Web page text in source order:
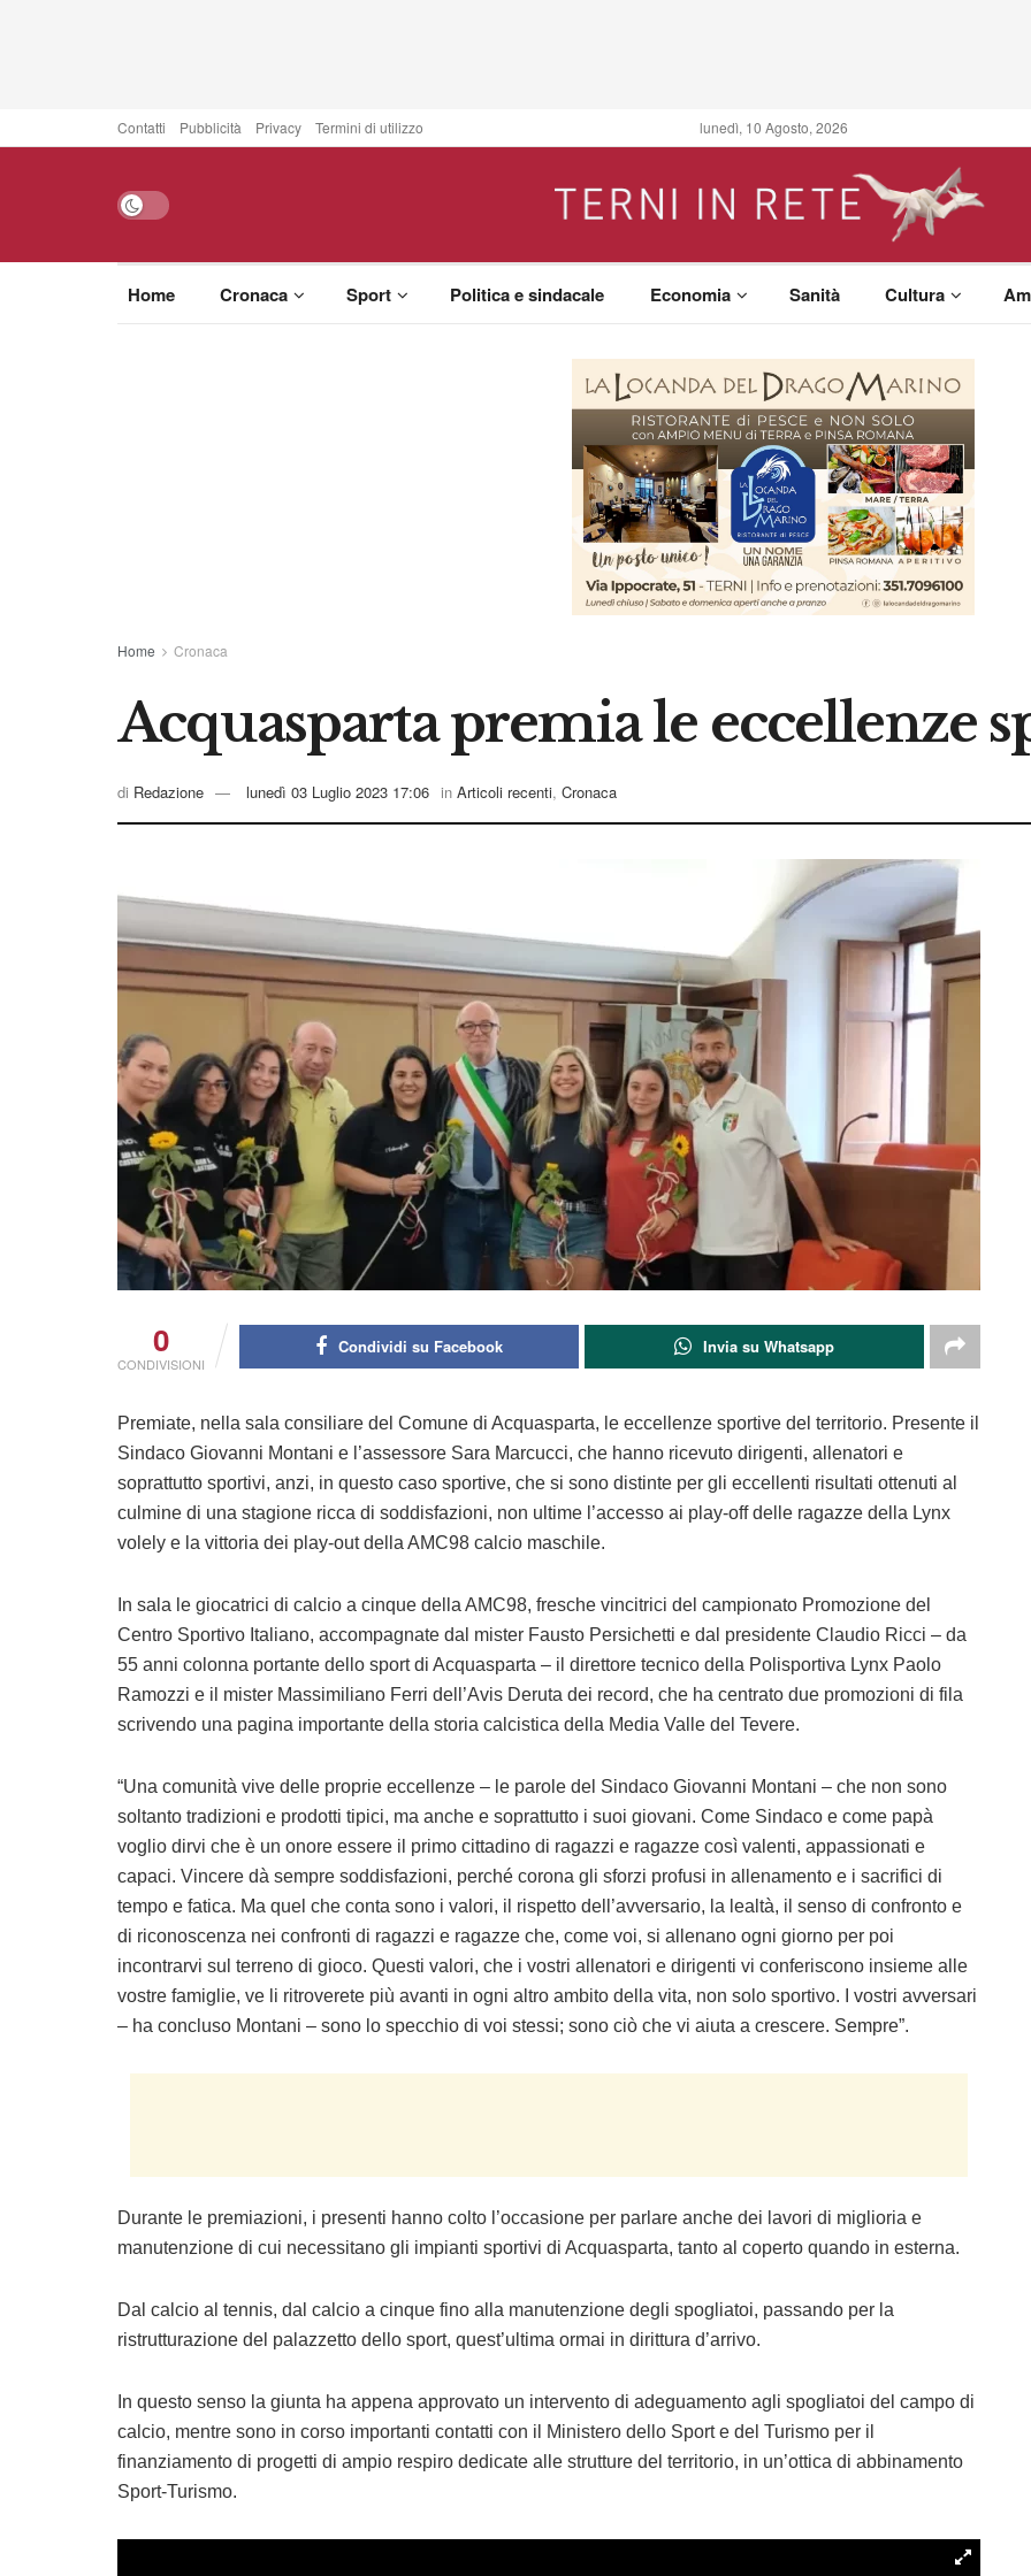
Contatti Pubblicità Privacy Termini di utilizzo lunedì, 10 Agosto, 2026
Home Cronaca Sport Politica e sindacale Economia Sanità Cultura
Home Cronaca
Acquasparta premia le eccellenze
di Redazione lunedì 03 Luglio 2023 17:06 in Articoli recenti, Cronaca
0
CONDIVISIONI
Condividi su Facebook Invia su Whatsapp
Premiate, nella sala consiliare del Comune di Acquasparta, le eccellenze sportive del territorio. Presente il
Sindaco Giovanni Montani e l’assessore Sara Marcucci, che hanno ricevuto dirigenti, allenatori e
soprattutto sportivi, anzi, in questo caso sportive, che si sono distinte per gli eccellenti risultati ottenuti al
culmine di una stagione ricca di soddisfazioni, non ultime l’accesso ai play-off delle ragazze della Lynx
volely e la vittoria dei play-out della AMC98 calcio maschile.
In sala le giocatrici di calcio a cinque della AMC98, fresche vincitrici del campionato Promozione del
Centro Sportivo Italiano, accompagnate dal mister Fausto Persichetti e dal presidente Claudio Ricci – da
55 anni colonna portante dello sport di Acquasparta – il direttore tecnico della Polisportiva Lynx Paolo
Ramozzi e il mister Massimiliano Ferri dell’Avis Deruta dei record, che ha centrato due promozioni di fila
scrivendo una pagina importante della storia calcistica della Media Valle del Tevere.
“Una comunità vive delle proprie eccellenze – le parole del Sindaco Giovanni Montani – che non sono
soltanto tradizioni e prodotti tipici, ma anche e soprattutto i suoi giovani. Come Sindaco e come papà
voglio dirvi che è un onore essere il primo cittadino di ragazzi e ragazze così valenti, appassionati e
capaci. Vincere dà sempre soddisfazioni, perché corona gli sforzi profusi in allenamento e i sacrifici di
tempo e fatica. Ma quel che conta sono i valori, il rispetto dell’avversario, la lealtà, il senso di confronto e
di riconoscenza nei confronti di ragazzi e ragazze che, come voi, si allenano ogni giorno per poi
incontrarvi sul terreno di gioco. Questi valori, che i vostri allenatori e dirigenti vi conferiscono insieme alle
vostre famiglie, ve li ritroverete più avanti in ogni altro ambito della vita, non solo sportivo. I vostri avversari
– ha concluso Montani – sono lo specchio di voi stessi; sono ciò che vi aiuta a crescere. Sempre”.
Durante le premiazioni, i presenti hanno colto l’occasione per parlare anche dei lavori di miglioria e
manutenzione di cui necessitano gli impianti sportivi di Acquasparta, tanto al coperto quando in esterna.
Dal calcio al tennis, dal calcio a cinque fino alla manutenzione degli spogliatoi, passando per la
ristrutturazione del palazzetto dello sport, quest’ultima ormai in dirittura d’arrivo.
In questo senso la giunta ha appena approvato un intervento di adeguamento agli spogliatoi del campo di
calcio, mentre sono in corso importanti contatti con il Ministero dello Sport e del Turismo per il
finanziamento di progetti di ampio respiro dedicate alle strutture del territorio, in un’ottica di abbinamento
Sport-Turismo.